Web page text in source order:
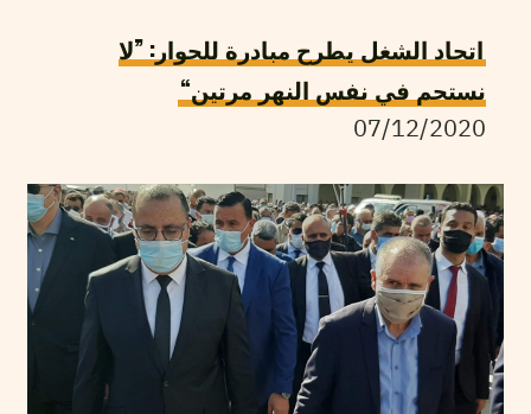
اتحاد الشغل يطرح مبادرة للحوار: ”لا
نستحم في نفس النهر مرتين“
07/12/2020